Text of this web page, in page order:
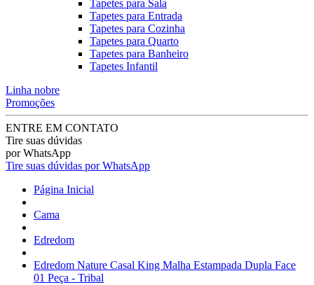
Tapetes para Sala
Tapetes para Entrada
Tapetes para Cozinha
Tapetes para Quarto
Tapetes para Banheiro
Tapetes Infantil
Linha nobre
Promoções
ENTRE EM CONTATO
Tire suas dúvidas
por WhatsApp
Tire suas dúvidas por WhatsApp
Página Inicial
Cama
Edredom
Edredom Nature Casal King Malha Estampada Dupla Face
01 Peça - Tribal